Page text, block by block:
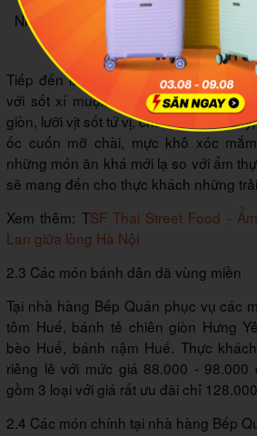
Những món canh thơm ngon mang
hàng Bếp Quán
Tiếp đến là một số món chiên thơm
với sốt xí muội, tào phớ non chiên
giòn, lưỡi vịt sốt tứ vị, chân gà muối
ốc cuốn mỡ chài, mực khô xóc
những món ăn khá mới lạ so với ẩm
sẽ mang đến cho thực khách những
Xem thêm: TSF Thai Street Food -
Lan giữa lòng Hà Nội
2.3 Các món bánh dân dã vùng miền
Tại nhà hàng Bếp Quán phục vụ các
tôm Huế, bánh tẻ chiên giòn Hưng
bèo Huế, bánh nậm Huế. Thực
riêng lẻ với mức giá 88.000 - 98.000
gồm 3 loại với giá rất ưu đãi chỉ
2.4 Các món chính tại nhà hàng Bếp